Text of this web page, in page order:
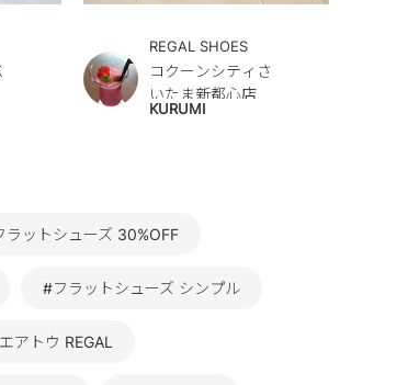
REGAL SHOES
コクーンシティさ
いたま新都心店
KURUMI
ラットシューズ 30%OFF
#フラットシューズ シンプル
アトウ REGAL